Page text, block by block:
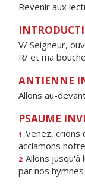
Revenir aux
V/ Seigneur,
R/ et ma
ANTIENNE
Allons au-
PSAUME
1 Venez, crions
acclamons
2 Allons jusqu'à
par nos